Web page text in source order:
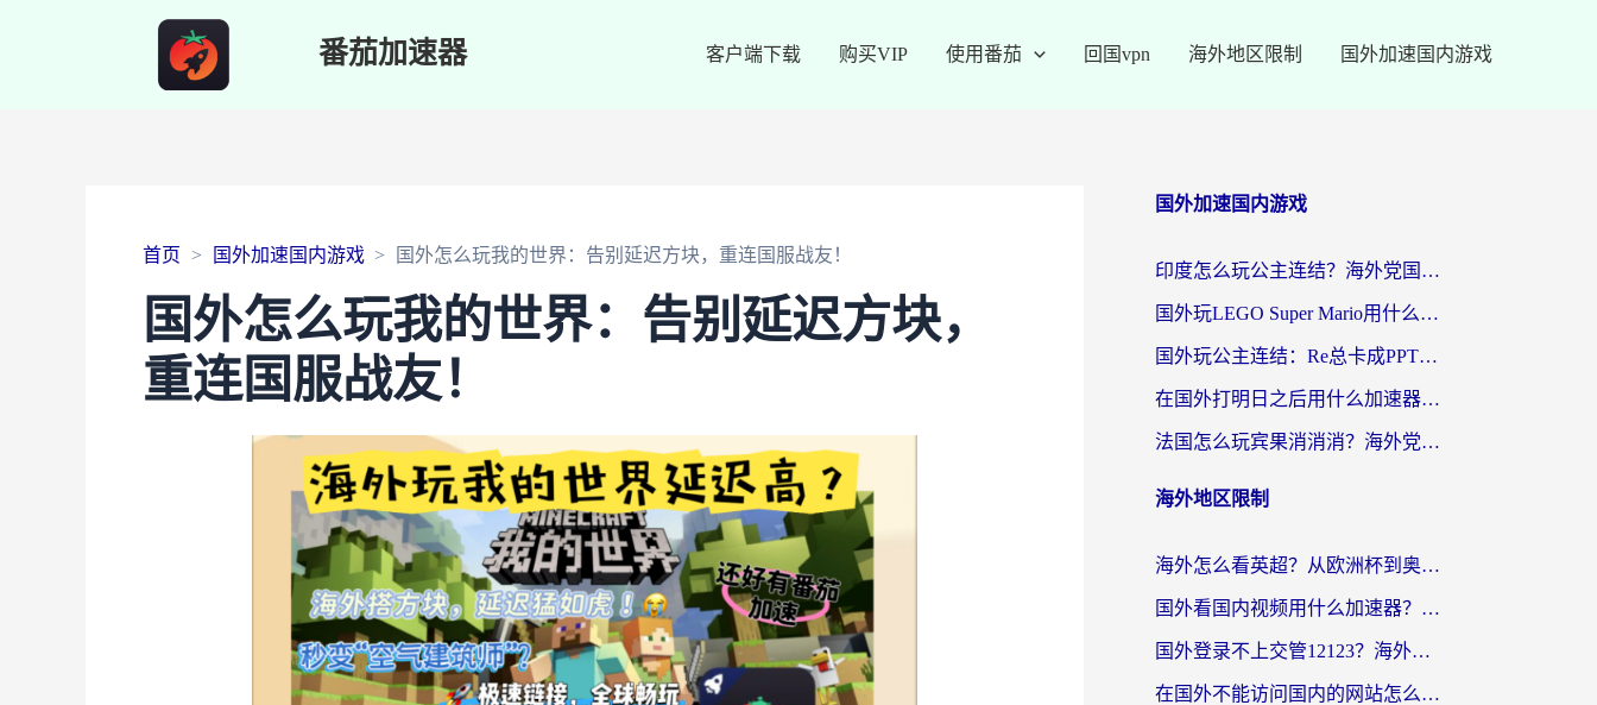
番茄加速器 客户端下载 购买VIP 使用番茄 回国vpn 海外地区限制 国外加速国内游戏
首页 国外加速国内游戏 国外怎么玩我的世界：告别延迟方块，重连国服战友！
国外怎么玩我的世界：告别延迟方块，
重连国服战友！
国外加速国内游戏
印度怎么玩公主连结？海外党国服游戏加速终极指南（附仙境传说RO重生细胞优化技巧）
国外玩LEGO Super Mario用什么加速器？2026海外玩家亲测有效指南
国外玩公主连结：Re总卡成PPT？3步选对加速器，畅玩国服无压力
在国外打明日之后用什么加速器好一点？海外玩家亲测有效的国服游戏加速指南
法国怎么玩宾果消消消？海外党国服游戏加速器终极指南（附漫威召唤与合成解决办法）
海外地区限制
海外怎么看英超？从欧洲杯到奥运会，一份让你不卡壳的中文解说观看指南
国外看国内视频用什么加速器？留学生和海外华人的实用指南
国外登录不上交管12123？海外华人亲测有效的回国加速器选择指南
在国外不能访问国内的网站怎么办？海外党必看的无缝回国上网指南